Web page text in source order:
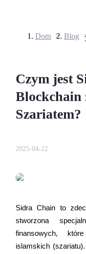
Kontrakty
Dom > Blog
Czym jest
Blockchain
Szariatem?
2025-04-22
Sidra Chain to
stworzona
finansowych,
islamskich